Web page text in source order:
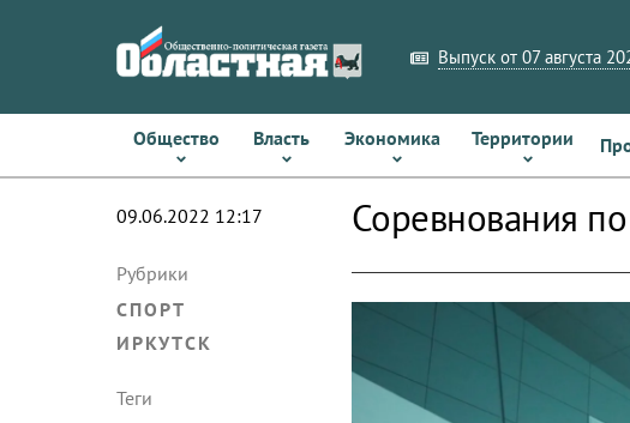
Выпуск от 07 августа
Общество Власть Экономика Территории
09.06.2022 12:17
Рубрики
СПОРТ
ИРКУТСК
Теги
Соревнования